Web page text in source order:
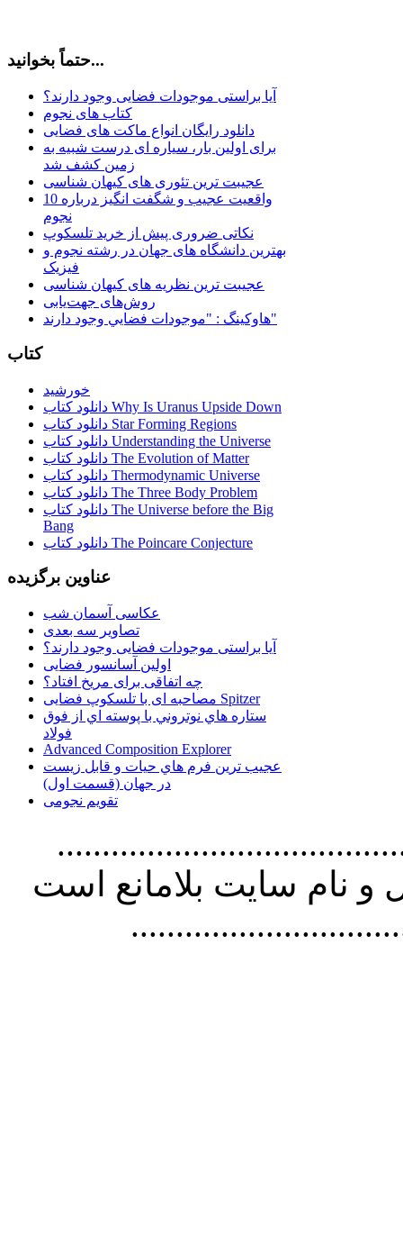
حتماً بخوانید...
آیا براستی موجودات فضایی وجود دارند؟
کتاب های نجوم
دانلود رایگان انواع ماکت های فضایی
برای اولین بار، سیاره ای درست شبیه به
زمین کشف شد
عجیبت ترین تئوری های کیهان شناسی
10 واقعیت عجیب و شگفت انگیز درباره
نجوم
نکاتی ضروری پیش از خرید تلسکوپ
بهترین دانشگاه های جهان در رشته نجوم و
فیزیک
عجیبت ترین نظریه های کیهان شناسی
روش‌های جهت‌یابی
هاوكينگ : "موجودات فضايي وجود دارند"
کتاب
خورشید
دانلود کتاب Why Is Uranus Upside Down
دانلود کتاب Star Forming Regions
دانلود کتاب Understanding the Universe
دانلود کتاب The Evolution of Matter
دانلود کتاب Thermodynamic Universe
دانلود کتاب The Three Body Problem
دانلود کتاب The Universe before the Big
Bang
دانلود کتاب The Poincare Conjecture
عناوین برگزیده
عکاسی آسمان شب
تصاویر سه بعدی
آیا براستی موجودات فضایی وجود دارند؟
اولین آسانسور فضایی
چه اتفاقی برای مریخ افتاد؟
مصاحبه ای با تلسکوپ فضایی Spitzer
ستاره هاي نوتروني با پوسته اي از فوق
فولاد
Advanced Composition Explorer
عجیب ترین فرم هاي حيات و قابل زيست
در جهان (قسمت اول)
تقویم نجومی
استفاده از
نام سايت بلامانع است